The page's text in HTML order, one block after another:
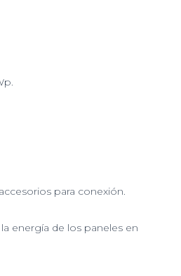
para conexión.
energía de los paneles en